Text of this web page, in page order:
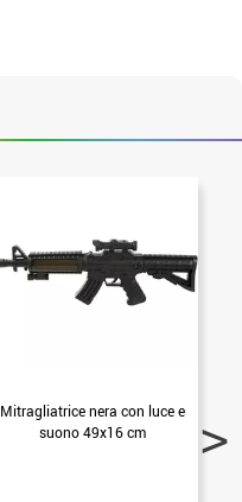
Mitragliatrice nera con luce e
suono 49x16 cm